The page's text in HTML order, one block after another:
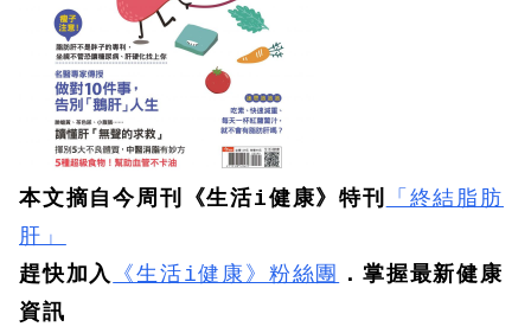
本文摘自今周刊《生活i健康》特刊
「終結脂肪
肝」
趕快加入 《生活i健康》粉絲團 ．掌握最新健康
資訊